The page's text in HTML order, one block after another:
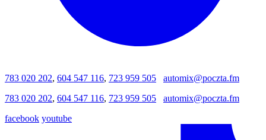
783 020 202, 604 547 116, 723 959 505
automix@poczta.fm
783 020 202, 604 547 116, 723 959 505
automix@poczta.fm
facebook youtube